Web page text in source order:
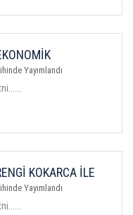
Yayımlandı
KOKARCA İLE
Yayımlandı